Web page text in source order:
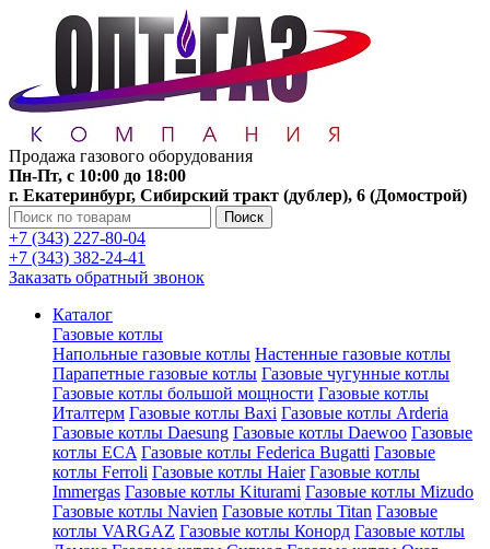
Продажа газового оборудования
Пн-Пт, с 10:00 до 18:00
г. Екатеринбург, Сибирский тракт (дублер), 6 (Домострой)
Поиск
+7 (343) 227-80-04
+7 (343) 382-24-41
Заказать обратный звонок
Каталог
Газовые котлы
Напольные газовые котлы Настенные газовые котлы
Парапетные газовые котлы Газовые чугунные котлы
Газовые котлы большой мощности Газовые котлы
Италтерм Газовые котлы Baxi Газовые котлы Arderia
Газовые котлы Daesung Газовые котлы Daewoo Газовые
котлы ECA Газовые котлы Federica Bugatti Газовые
котлы Ferroli Газовые котлы Haier Газовые котлы
Immergas Газовые котлы Kiturami Газовые котлы Mizudo
Газовые котлы Navien Газовые котлы Titan Газовые
котлы VARGAZ Газовые котлы Конорд Газовые котлы